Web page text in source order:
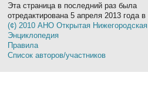
Эта страница в последний раз была
отредактирована 5 апреля 2013 года в
(¢) 2010 АНО Открытая Нижегородская
Энциклопедия
Правила
Список авторов/участников